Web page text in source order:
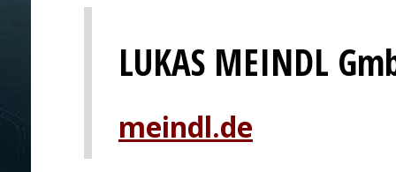
LUKAS MEINDL
meindl.de